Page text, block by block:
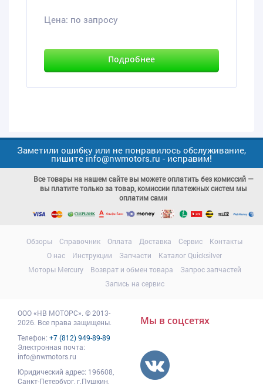
Цена: по запросу
Подробнее
Заметили ошибку или не понравилось обслуживание,
пишите info@nwmotors.ru - исправим!
Все товары на нашем сайте вы можете оплатить без комиссий —
вы платите только за товар, комиссии платежных систем мы
оплатим сами
Обзоры Справочник Оплата Доставка Сервис
Контакты
О нас
Инструкции Запчасти
Каталог Quicksilver
Моторы Mercury
Возврат и обмен товара
Запрос запчастей
Запись на сервис
ООО«НВ МОТОРС» © 2013-
2026. Все права защищены.
Телефон: +7 (812) 949-89-89
Электронная почта:
info@nwmotors.ru
Юридический адрес: 196608
Санкт-Петербург, г.Пушкин
Мы в соцсетях